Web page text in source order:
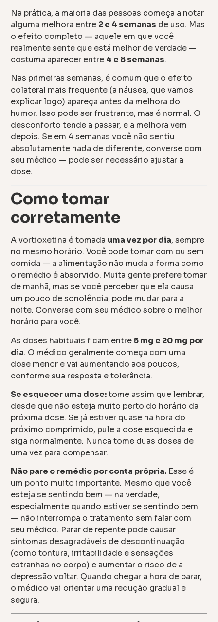
Na prática, a maioria das pessoas começa a notar
alguma melhora entre 2 e 4 semanas de uso. Mas
o efeito completo — aquele em que você
realmente sente que está melhor de verdade —
costuma aparecer entre 4 e 8 semanas.
Nas primeiras semanas, é comum que o efeito
colateral mais frequente (a náusea, que vamos
explicar logo) apareça antes da melhora do
humor. Isso pode ser frustrante, mas é normal. O
desconforto tende a passar, e a melhora vem
depois. Se em 4 semanas você não sentiu
absolutamente nada de diferente, converse com
seu médico — pode ser necessário ajustar a
dose.
Como tomar
corretamente
A vortioxetina é tomada uma vez por dia, sempre
no mesmo horário. Você pode tomar com ou sem
comida — a alimentação não muda a forma como
o remédio é absorvido. Muita gente prefere tomar
de manhã, mas se você perceber que ela causa
um pouco de sonolência, pode mudar para a
noite. Converse com seu médico sobre o melhor
horário para você.
As doses habituais ficam entre5 mg e 20 mg por
dia. O médico geralmente começa com uma
dose menor e vai aumentando aos poucos,
conforme sua resposta e tolerância.
Se esquecer uma dose:tome assim que lembrar,
desde que não esteja muito perto do horário da
próxima dose. Se já estiver quase na hora do
próximo comprimido, pule a dose esquecida e
siga normalmente. Nunca tome duas doses de
uma vez para compensar.
Não pare o remédio por conta própria. Esse é
um ponto muito importante. Mesmo que você
esteja se sentindo bem — na verdade,
especialmente quando estiver se sentindo bem
— não interrompa o tratamento sem falar com
seu médico. Parar de repente pode causar
sintomas desagradáveis de descontinuação
(como tontura, irritabilidade e sensações
estranhas no corpo) e aumentar o risco de a
depressão voltar. Quando chegar a hora de parar,
o médico vai orientar uma redução gradual e
segura.